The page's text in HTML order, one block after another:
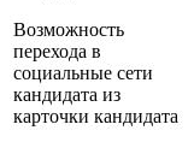
Возможность
перехода в
социальные сети
кандидата из
карточки кандидата